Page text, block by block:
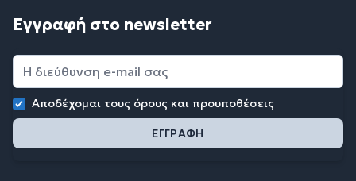
Εγγραφή στο newsletter
Αποδέχομαι τους όρους και προυποθέσεις